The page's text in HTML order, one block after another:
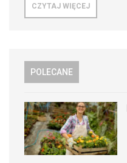
CZYTAJ WIĘCEJ
POLECANE